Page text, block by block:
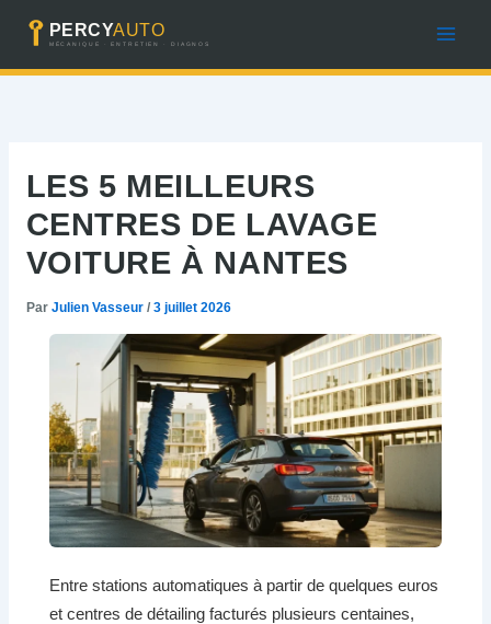
contenu
LES 5 MEILLEURS
CENTRES DE LAVAGE
VOITURE À NANTES
Par Julien Vasseur / 3 juillet 2026
Entre stations automatiques à partir de quelques euros
et centres de détailing facturés plusieurs centaines,